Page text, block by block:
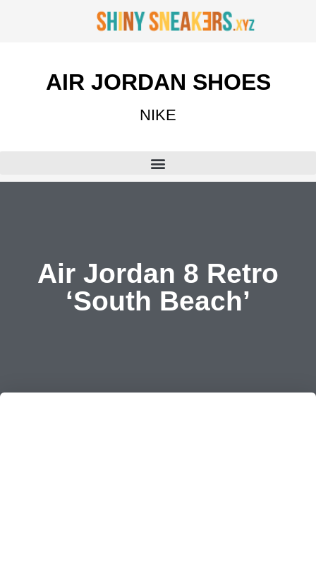
AIR JORDAN SHOES
NIKE
Air Jordan 8 Retro
‘South Beach’